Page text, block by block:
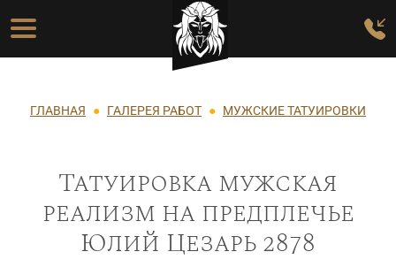
Перейти к основному содержанию
Основная навигация
Строка навигации
ГЛАВНАЯ ГАЛЕРЕЯ РАБОТ МУЖСКИЕ ТАТУИРОВКИ
Татуировка мужская
реализм на предплечье
Юлий Цезарь 2878